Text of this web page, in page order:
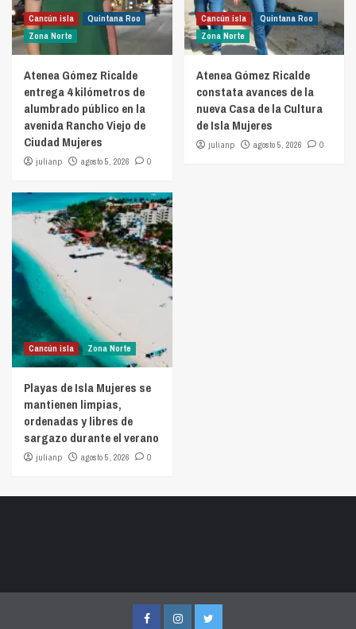
Cancún isla
Quintana Roo
Zona Norte
Atenea Gómez Ricalde
entrega 4 kilómetros de
alumbrado público en la
avenida Rancho Viejo de
Ciudad Mujeres
julianp agosto 5, 2026 0
Cancún isla
Quintana Roo
Zona Norte
Atenea Gómez Ricalde
constata avances de la
nueva Casa de la Cultura
de Isla Mujeres
julianp agosto 5, 2026 0
Cancún isla Zona Norte
Playas de Isla Mujeres se
mantienen limpias,
ordenadas y libres de
sargazo durante el verano
julianp agosto 5, 2026 0